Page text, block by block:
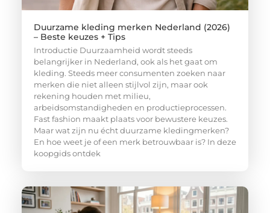
Duurzame kleding merken Nederland (2026)
– Beste keuzes + Tips
Introductie Duurzaamheid wordt steeds
belangrijker in Nederland, ook als het gaat om
kleding. Steeds meer consumenten zoeken naar
merken die niet alleen stijlvol zijn, maar ook
rekening houden met milieu,
arbeidsomstandigheden en productieprocessen.
Fast fashion maakt plaats voor bewustere keuzes.
Maar wat zijn nu écht duurzame kledingmerken?
En hoe weet je of een merk betrouwbaar is? In deze
koopgids ontdek